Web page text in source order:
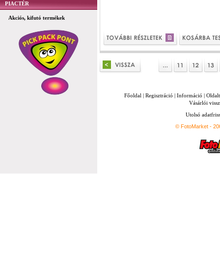
PIACTÉR
Akciós, kifutó termékek
Főoldal | Regisztráció | Információ |
Vásárlói
Utolsó
© FotoMarket -